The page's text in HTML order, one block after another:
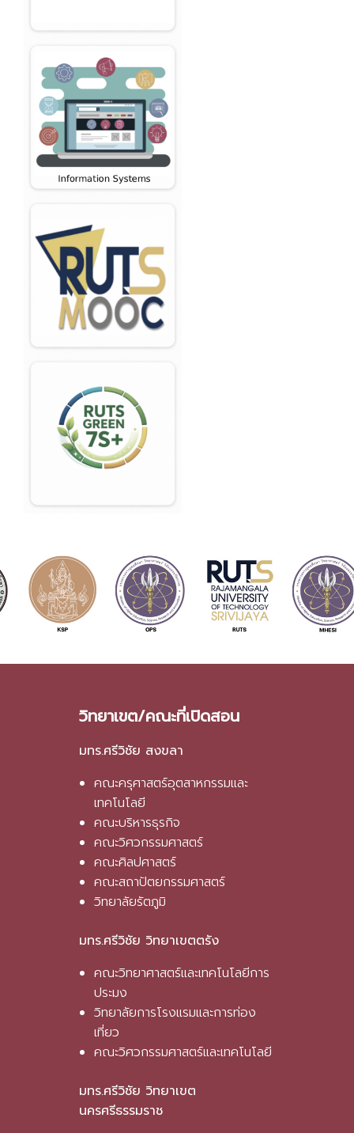
วิทยาเขต/คณะที่เปิดสอน
มทร.ศรีวิชัย สงขลา
คณะครุศาสตร์อุตสาหกรรมและ
เทคโนโลยี
คณะบริหารธุรกิจ
คณะวิศวกรรมศาสตร์
คณะศิลปศาสตร์
คณะสถาปัตยกรรมศาสตร์
วิทยาลัยรัตภูมิ
มทร.ศรีวิชัย วิทยาเขตตรัง
คณะวิทยาศาสตร์และเทคโนโลยีการ
ประมง
วิทยาลัยการโรงแรมและการท่อง
เที่ยว
คณะวิศวกรรมศาสตร์และเทคโนโลยี
มทร.ศรีวิชัย วิทยาเขต
นครศรีธรรมราช